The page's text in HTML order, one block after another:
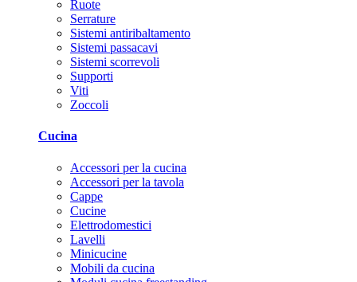
Ruote
Serrature
Sistemi antiribaltamento
Sistemi passacavi
Sistemi scorrevoli
Supporti
Viti
Zoccoli
Cucina
Accessori per la cucina
Accessori per la tavola
Cappe
Cucine
Elettrodomestici
Lavelli
Minicucine
Mobili da cucina